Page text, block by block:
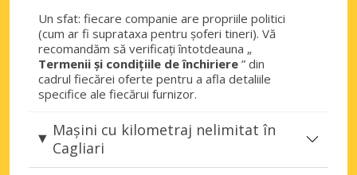
Un sfat: fiecare companie are propriile politici
(cum ar fi suprataxa pentru șoferi tineri). Vă
recomandăm să verificați întotdeauna „
Termenii și condițiile de închiriere ” din
cadrul fiecărei oferte pentru a afla detaliile
specifice ale fiecărui furnizor.
Mașini cu kilometraj nelimitat în
Cagliari